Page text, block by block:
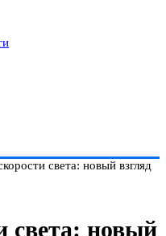
света: новый взгляд
света: новый